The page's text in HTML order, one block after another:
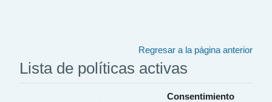
Regresar a la página anterior
Lista de políticas activas
Consentimiento